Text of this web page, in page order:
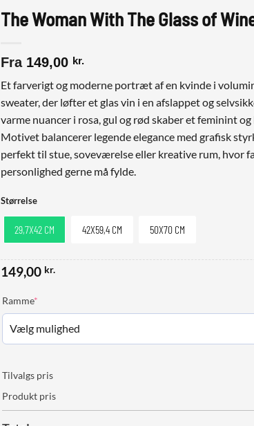
The Woman With The Glass of
Fra 149,00 kr.
Et farverigt og moderne portræt af en kvinde i
sweater, der løfter et glas vin i en afslappet og
varme nuancer i rosa, gul og rød skaber et feminint
Motivet balancerer legende elegance med grafisk
perfekt til stue, soveværelse eller kreative rum, hvor
personlighed gerne må fylde.
Størrelse
29,7X42 CM 42X59,4 CM 50X70 CM
149,00 kr.
Ramme*(required)
Tilvalgs pris
Produkt pris